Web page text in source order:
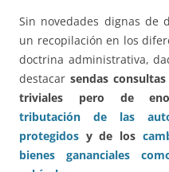
Sin novedades dignas de
un recopilación en los
doctrina administrativa,
destacar sendas
triviales pero de
tributación de las
protegidos y de los
bienes gananciales